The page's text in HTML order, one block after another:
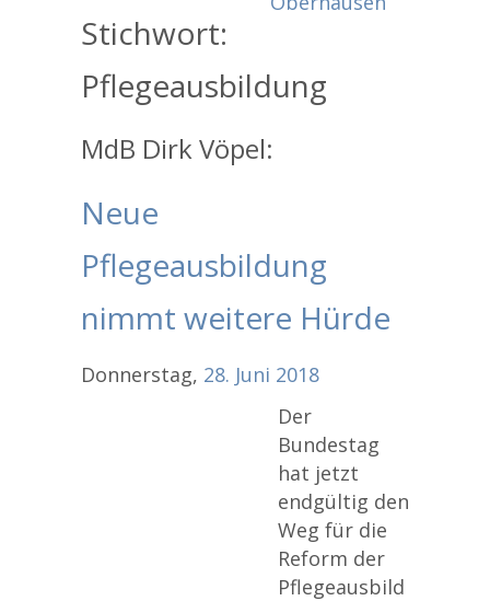
Stichwort:
Pflegeausbildung
MdB Dirk Vöpel:
Neue
Pflegeausbildung
nimmt weitere Hürde
Donnerstag, 28. Juni 2018
Der
Bundestag
hat jetzt
endgültig den
Weg für die
Reform der
Pflegeausbild